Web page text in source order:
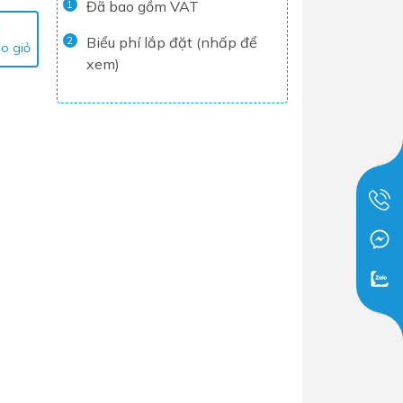
Tủ lạnh
Máy rửa chén
Nồi chiên không dầu
giỏ
1 Đã bao gồm VAT
2
Biểu phí lắp đặt (nhấp để
xem)